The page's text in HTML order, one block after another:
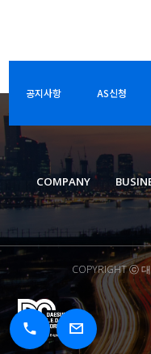
공지사항 AS신청
COMPANY
COPYRIGHT ⓒ